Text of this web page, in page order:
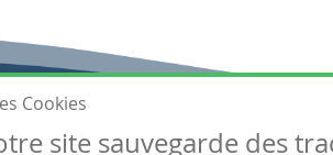
Articles
Cookies
site sauvegarde des